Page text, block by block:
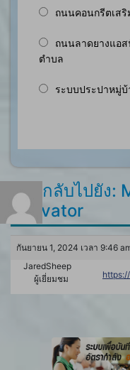
ถนนคอนกรีตเส
ถนนลาดยางแอ
ตำบล
ระบบประปาหมู่
ตอบกลับไปยัง:
activator
กันยายน 1, 2024 เวลา 9:46
JaredSheep
ผู้เยี่ยมชม